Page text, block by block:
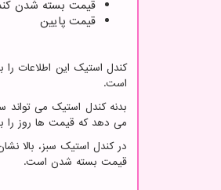
قیمت بسته شدن
قیمت پایین
کندل استیک این اطلاعات
است.
بدنه کندل استیک می تواند
می دهد که قیمت ها روز را
در کندل استیک سبز، بالا
قیمت بسته شدن است.